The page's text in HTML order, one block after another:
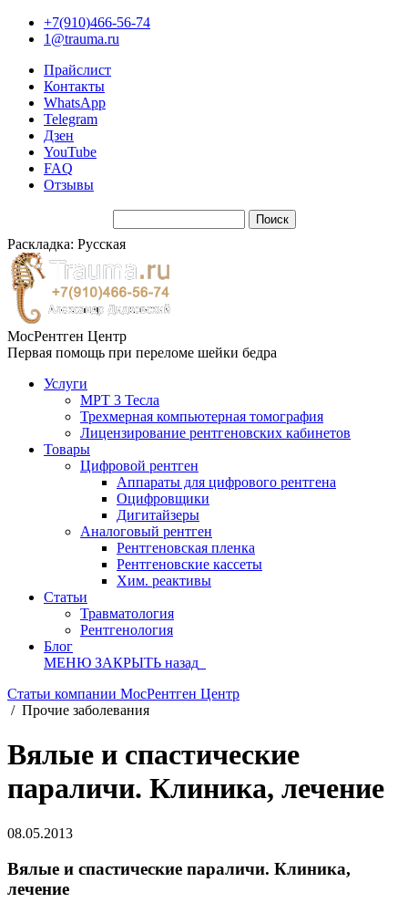
+7(910)466-56-74
1@trauma.ru
Прайслист
Контакты
WhatsApp
Telegram
Дзен
YouTube
FAQ
Отзывы
Раскладка: Русская
МосРентген Центр
Первая помощь при переломе шейки бедра
Услуги
МРТ 3 Тесла
Трехмерная компьютерная томография
Лицензирование рентгеновских кабинетов
Товары
Цифровой рентген
Аппараты для цифрового рентгена
Оцифровщики
Дигитайзеры
Аналоговый рентген
Рентгеновская пленка
Рентгеновские кассеты
Хим. реактивы
Статьи
Травматология
Рентгенология
Блог
МЕНЮ ЗАКРЫТЬ назад
Статьи компании МосРентген Центр
/ Прочие заболевания
Вялые и спастические
параличи. Клиника, лечение
08.05.2013
Вялые и спастические параличи. Клиника,
лечение